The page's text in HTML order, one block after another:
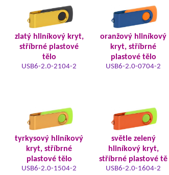
zlatý hliníkový kryt,
stříbrné plastové
tělo
USB6-2.0-2104-2
oranžový hliníkový
kryt, stříbrné
plastové tělo
USB6-2.0-0704-2
tyrkysový hliníkový
kryt, stříbrné
plastové tělo
USB6-2.0-1504-2
světle zelený
hliníkový kryt,
stříbrné plastové tě
USB6-2.0-1604-2